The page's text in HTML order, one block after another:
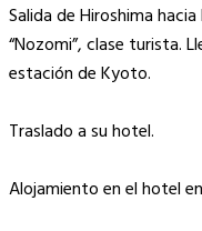
Salida de Hiroshima
“Nozomi”, clase turista.
estación de Kyoto.
Traslado a su hotel.
Alojamiento en el hotel